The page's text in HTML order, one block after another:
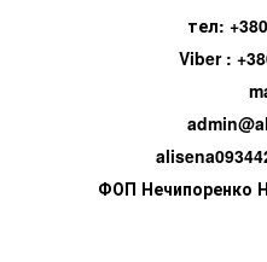
тел:
Viber :
ФОП Нечипоренко